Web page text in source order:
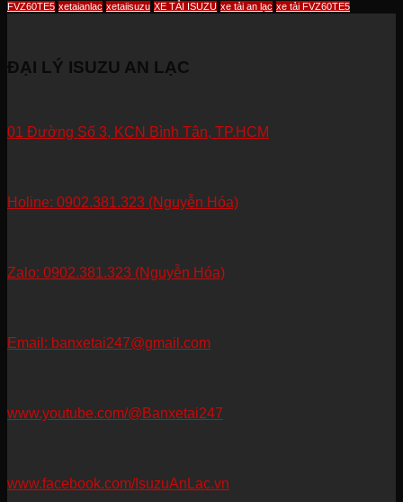
FVZ60TE5 xetaianlac xetaiisuzu XE TẢI ISUZU xe tải an lạc xe tải FVZ60TE5
ĐẠI LÝ ISUZU AN LẠC
01 Đường Số 3, KCN Bình Tân, TP.HCM
Holine: 0902.381.323 (Nguyễn Hóa)
Zalo: 0902.381.323 (Nguyễn Hóa)
Email: banxetai247@gmail.com
www.youtube.com/@Banxetai247
www.facebook.com/IsuzuAnLac.vn